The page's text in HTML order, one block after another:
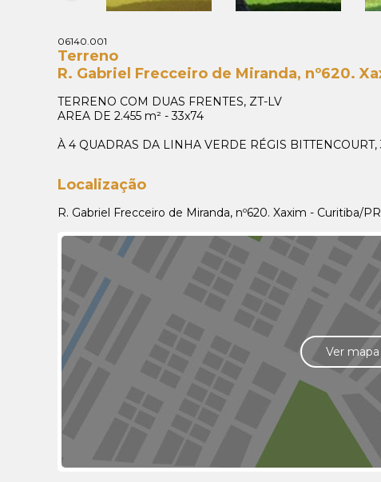
06140.001
Terreno
R. Gabriel Frecceiro de Miranda, nº620.
TERRENO COM DUAS FRENTES, ZT-LV
AREA DE 2.455 m² - 33x74
À 4 QUADRAS DA LINHA VERDE RÉGIS
Localização
R. Gabriel Frecceiro de Miranda, nº620. Xaxim - Curitiba/PR
Ver mapa